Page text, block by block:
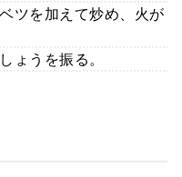
ツを加えて炒め、火が
ょうを振る。